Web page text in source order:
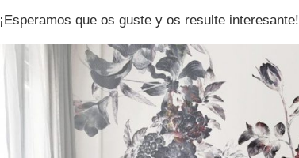
¡Esperamos que os guste y os resulte interesante!